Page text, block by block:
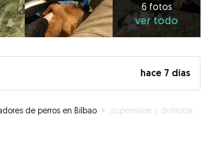
6 fotos
ver todo
hace 7 días
de perros en Bilbao » ¡supervision y disfrutar juntos!